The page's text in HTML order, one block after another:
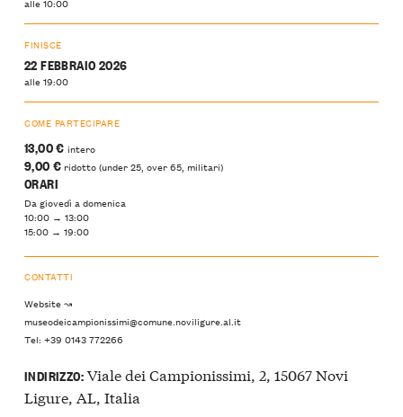
FINISCE
22 FEBBRAIO 2026
alle 19:00
COME PARTECIPARE
13,00 € intero
9,00 €ridotto (under 25, over 65, militari)
ORARI
Da giovedì a domenica
10:00 → 13:00
15:00 → 19:00
CONTATTI
Website ↝
museodeicampionissimi@comune.noviligure.al.it
Tel: +39 0143 772266
INDIRIZZO:Viale dei Campionissimi, 2, 15067 Novi
Ligure, AL, Italia